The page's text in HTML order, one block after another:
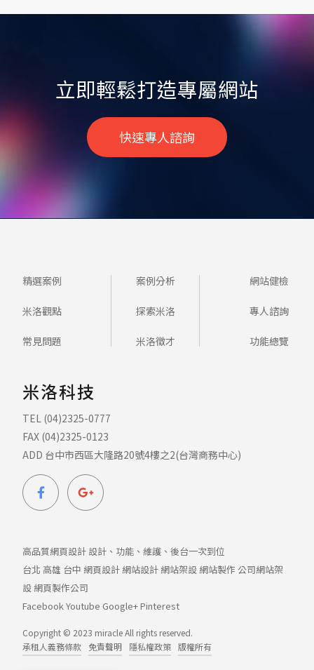
立即輕鬆打造專屬網站
快速專人諮詢
精選案例 案例分析 網站健檢
米洛觀點 探索米洛 專人諮詢
常見問題 米洛徵才 功能總覽
米洛科技
TEL (04)2325-0777
FAX (04)2325-0123
ADD 台中市西區大隆路20號4樓之2(台灣商務中心)
高品質網頁設計 設計、功能、維護、後台一次到位
台北 高雄 台中 網頁設計 網站設計 網站架設 網站製作 公司網站架
設 網頁製作公司
Facebook Youtube Google+Pinterest
Copyright © 2023 miracle All rights reserved.
承租人義務條款
免責聲明 隱私權政策 版權所有